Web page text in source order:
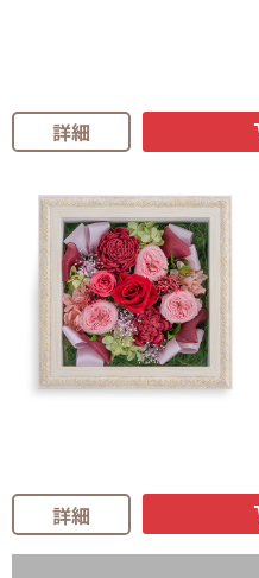
詳細
詳細